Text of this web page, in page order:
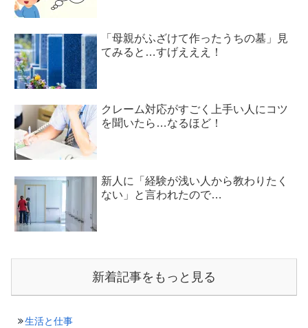
「母親がふざけて作ったうちの墓」見
てみると…すげえええ！
クレーム対応がすごく上手い人にコツ
を聞いたら…なるほど！
新人に「経験が浅い人から教わりたく
ない」と言われたので…
新着記事をもっと見る
生活と仕事